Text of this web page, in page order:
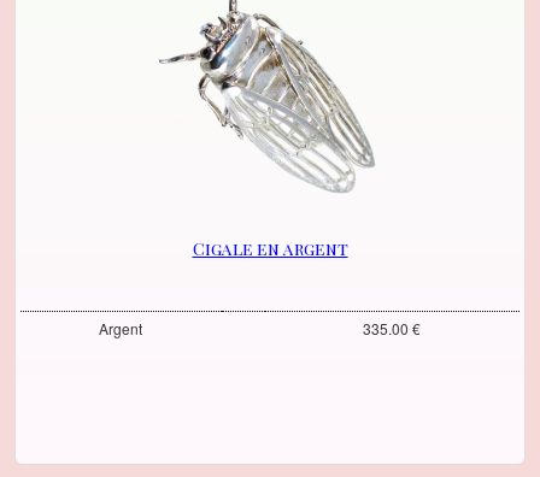
Cigale en argent
Argent 335.00 €